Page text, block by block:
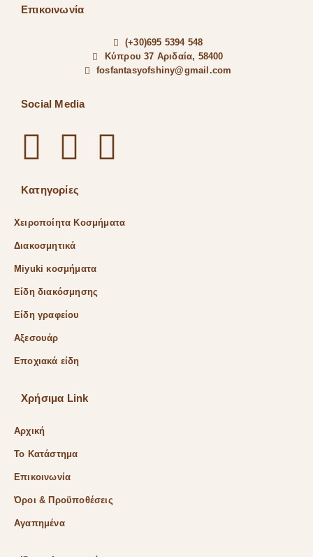
Επικοινωνία
(+30)695 5394 548
Κύπρου 37 Αριδαία, 58400
fosfantasyofshiny@gmail.com
Social Media
Κατηγορίες
Χειροποίητα Κοσμήματα
Διακοσμητικά
Miyuki κοσμήματα
Είδη διακόσμησης
Είδη γραφείου
Αξεσουάρ
Εποχιακά είδη
Χρήσιμα Link
Αρχική
Το Κατάστημα
Επικοινωνία
Όροι & Προϋποθέσεις
Αγαπημένα